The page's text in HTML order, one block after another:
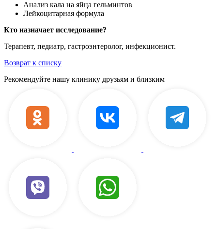
Анализ кала на яйца гельминтов
Лейкоцитарная формула
Кто назначает исследование?
Терапевт, педиатр, гастроэнтеролог, инфекционист.
Возврат к списку
Рекомендуйте нашу клинику друзьям и близким